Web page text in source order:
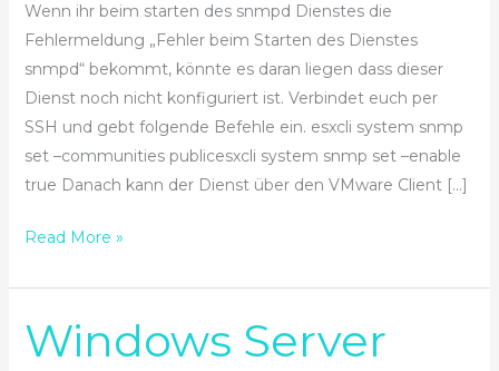
Wenn ihr beim starten des snmpd Dienstes die
Fehlermeldung „Fehler beim Starten des Dienstes
snmpd“ bekommt, könnte es daran liegen dass dieser
Dienst noch nicht konfiguriert ist. Verbindet euch per
SSH und gebt folgende Befehle ein. esxcli system snmp
set –communities publicesxcli system snmp set –enable
true Danach kann der Dienst über den VMware Client […]
Read More »
Windows Server
Windows
Server